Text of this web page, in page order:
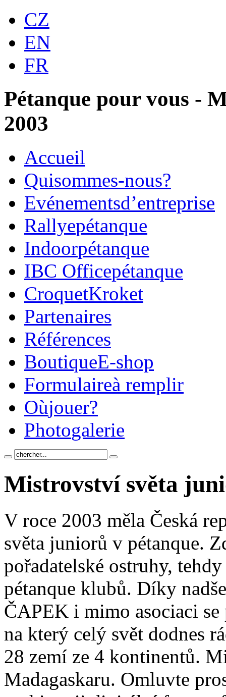
CZ
EN
FR
Pétanque pour vous -
2003
Accueil
Quisommes-nous?
Evénementsd’entreprise
Rallyepétanque
Indoorpétanque
IBC Officepétanque
CroquetKroket
Partenaires
Références
BoutiqueE-shop
Formulaireà remplir
Oùjouer?
Photogalerie
Mistrovství světa
V roce 2003 měla Česká
světa juniorů v pétanque.
pořadatelské ostruhy,
pétanque klubů. Díky
ČAPEK i mimo asociaci
na který celý svět dodnes
28 zemí ze 4 kontinentů.
Madagaskaru. Omluvte